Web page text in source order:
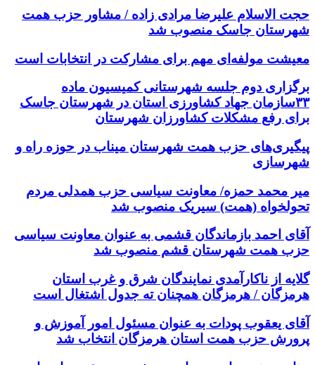
حجت الاسلام علیرضا مرادی زاده / مشاور حزب همت
شهرستان جاسک منصوب شد
معیشت مولفه‌ای مهم برای مشارکت در انتخابات است
برگزاری دوم جلسه شهرستانی کمیسیون ماده
۳۳سازمان جهاد کشاورزی استان در شهرستان جاسک
برای رفع مشکلات کشاورزان شهرستان
پیگیری‌های حزب همت شهرستان میناب در حوزه راه و
شهرسازی
میر محمد حمزه/ معاونت سیاسی حزب همدلی مردم
تحولخواه (همت) سیریک منصوب شد
آقای احمد بازماندگان قشمی به عنوان معاونت سیاسی
حزب همت شهرستان قشم منصوب شد
گلایه از ناکارآمدی نمایندگان شرق و غرب استان
هرمزگان / هرمزگان همچنان ته جدول اشتغال است
آقای یعقوب پودات به عنوان مسئول امور آموزش و
پرورش حزب همت استان هرمزگان انتخاب شد